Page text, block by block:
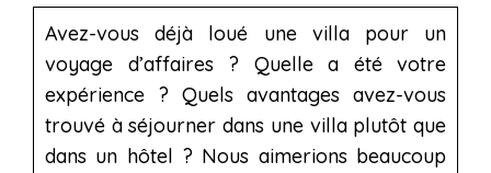
Avez-vous déjà loué une villa pour un
voyage d’affaires ? Quelle a été votre
expérience ? Quels avantages avez-vous
trouvé à séjourner dans une villa plutôt que
dans un hôtel ? Nous aimerions beaucoup